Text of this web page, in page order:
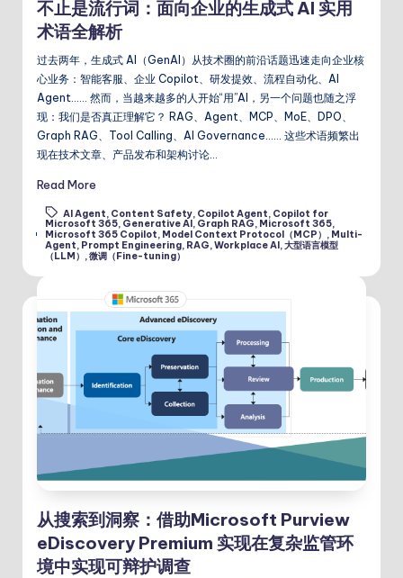
不止是流行词：面向企业的生成式 AI 实用
术语全解析
过去两年，生成式 AI（GenAI）从技术圈的前沿话题迅速走向企业核
心业务：智能客服、企业 Copilot、研发提效、流程自动化、AI
Agent…… 然而，当越来越多的人开始“用”AI，另一个问题也随之浮
现：我们是否真正理解它？ RAG、Agent、MCP、MoE、DPO、
Graph RAG、Tool Calling、AI Governance…… 这些术语频繁出
现在技术文章、产品发布和架构讨论…
Read More
Tags:
AI Agent Content Safety Copilot Agent Copilot for
Microsoft 365, Generative AI , Graph RAG, Microsoft 365,
Microsoft 365 Copilot, Model Context Protocol（MCP） , Multi-
Agent, Prompt Engineering, RAG,Workplace AI ,大型语言模型
（LLM） ,微调（Fine-tuning）
从搜索到洞察：借助Microsoft Purview
eDiscovery Premium 实现在复杂监管环
境中实现可辩护调查